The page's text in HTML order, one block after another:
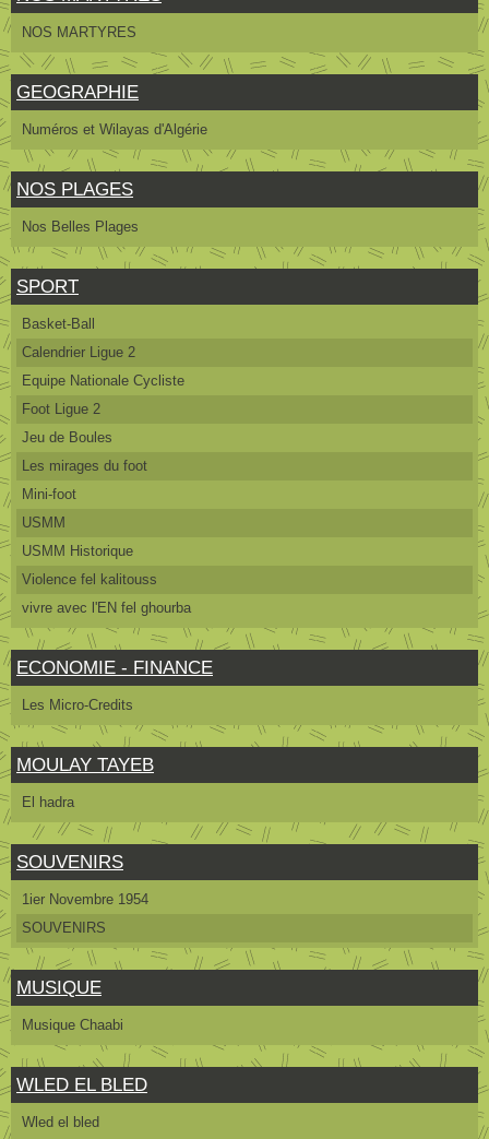
NOS MARTYRES
GEOGRAPHIE
Numéros et Wilayas d'Algérie
NOS PLAGES
Nos Belles Plages
SPORT
Basket-Ball
Calendrier Ligue 2
Equipe Nationale Cycliste
Foot Ligue 2
Jeu de Boules
Les mirages du foot
Mini-foot
USMM
USMM Historique
Violence fel kalitouss
vivre avec l'EN fel ghourba
ECONOMIE - FINANCE
Les Micro-Credits
MOULAY TAYEB
El hadra
SOUVENIRS
1ier Novembre 1954
SOUVENIRS
MUSIQUE
Musique Chaabi
WLED EL BLED
Wled el bled